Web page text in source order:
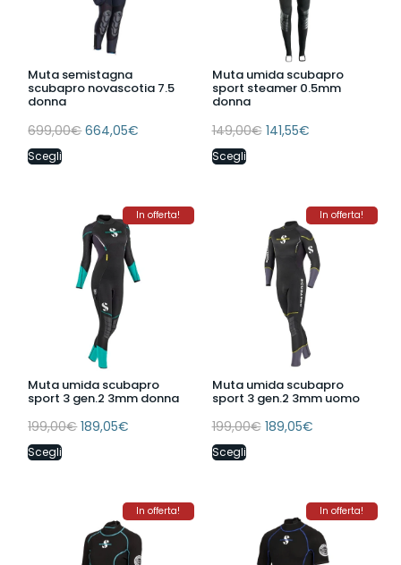
Muta semistagna
scubapro novascotia 7.5
donna
699,00€ 664,05€
Scegli
Muta umida scubapro
sport steamer 0.5mm
donna
149,00€ 141,55€
Scegli
In offerta!
Muta umida scubapro
sport 3 gen.2 3mm donna
199,00€ 189,05€
Scegli
In offerta!
Muta umida scubapro
sport 3 gen.2 3mm uomo
199,00€ 189,05€
Scegli
In offerta! In offerta!